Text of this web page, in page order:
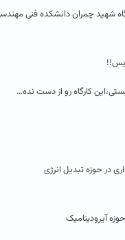
شهید چمران دانشکده فنی
کارگاه رو از دست نده…